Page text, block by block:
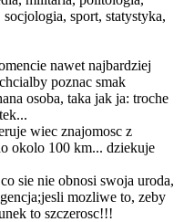
sport, statystyka,
nawet najbardziej
poznac smak
osoba, taka jak ja: troche
wiec znajomosc z
okolo 100 km... dziekuje
sie nie obnosi swoja uroda,
mozliwe to, zeby
to szczerosc!!!